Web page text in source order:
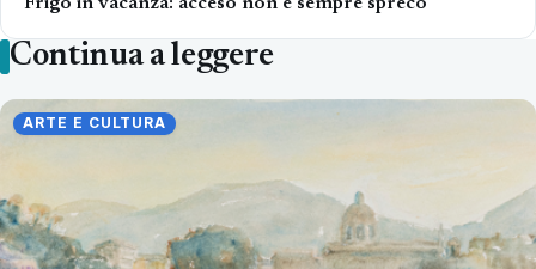
Continua a leggere
ARTE E CULTURA